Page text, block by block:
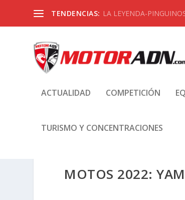
TENDENCIAS: LA LEYENDA-
ACTUALIDAD COMPETICIÓN
TURISMO Y CONCENTRACIONES
MOTOS 2022: